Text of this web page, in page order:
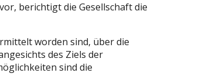
berichtigt die Gesellschaft die
worden sind, über die
des Ziels der
sind die